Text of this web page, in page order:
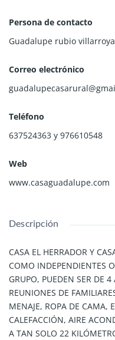
Persona de contacto
Guadalupe rubio villarroya
Correo electrónico
Teléfono
637524363 y 976610548
Web
www.casaguadalupe.com
Descripción
CASA EL HERRADOR Y
COMO INDEPENDIENTES
GRUPO, PUEDEN SER DE
REUNIONES DE
MENAJE, ROPA DE CAMA,
CALEFACCIÓN, AIRE
A TAN SOLO 22